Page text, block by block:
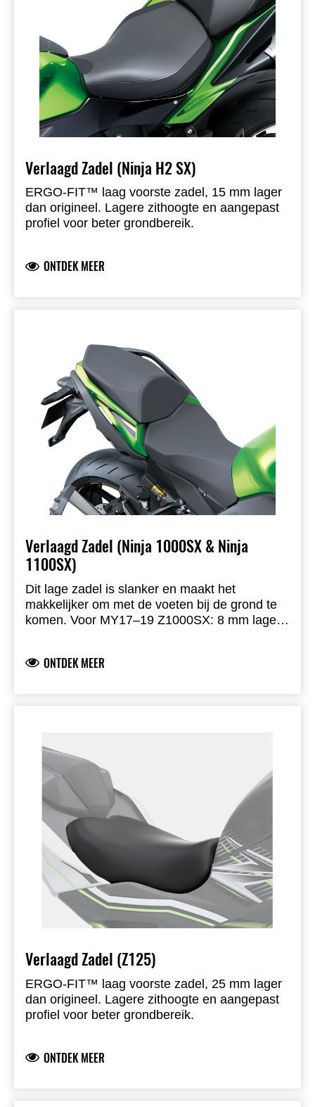
Verlaagd Zadel (Ninja H2 SX)
ERGO-FIT™ laag voorste zadel, 15 mm lager
dan origineel. Lagere zithoogte en aangepast
profiel voor beter grondbereik.
ONTDEK MEER
Verlaagd Zadel (Ninja 1000SX & Ninja
1100SX)
Dit lage zadel is slanker en maakt het
makkelijker om met de voeten bij de grond te
komen. Voor MY17–19 Z1000SX: 8 mm lager.
ONTDEK MEER
Verlaagd Zadel (Z125)
ERGO-FIT™ laag voorste zadel, 25 mm lager
dan origineel. Lagere zithoogte en aangepast
profiel voor beter grondbereik.
ONTDEK MEER